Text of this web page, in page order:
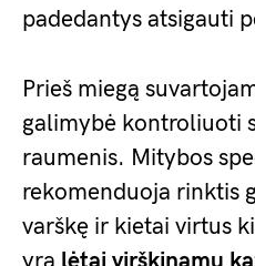
padedantys atsigauti
Prieš miegą
galimybė kontroliuoti
raumenis. Mitybos
rekomenduoja rinktis
varškę ir kietai virtus